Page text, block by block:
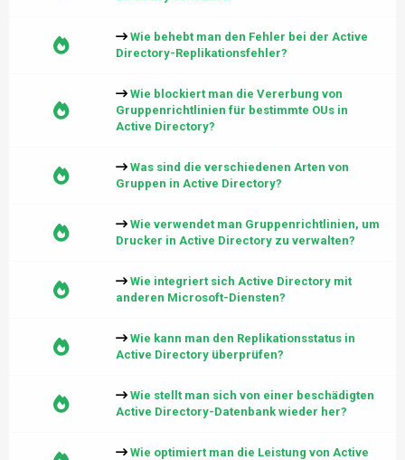
Wie behebt man den Fehler bei der Active
Directory-Replikationsfehler?
Wie blockiert man die Vererbung von
Gruppenrichtlinien für bestimmte OUs in
Active Directory?
Was sind die verschiedenen Arten von
Gruppen in Active Directory?
Wie verwendet man Gruppenrichtlinien, um
Drucker in Active Directory zu verwalten?
Wie integriert sich Active Directory mit
anderen Microsoft-Diensten?
Wie kann man den Replikationsstatus in
Active Directory überprüfen?
Wie stellt man sich von einer beschädigten
Active Directory-Datenbank wieder her?
Wie optimiert man die Leistung von Active